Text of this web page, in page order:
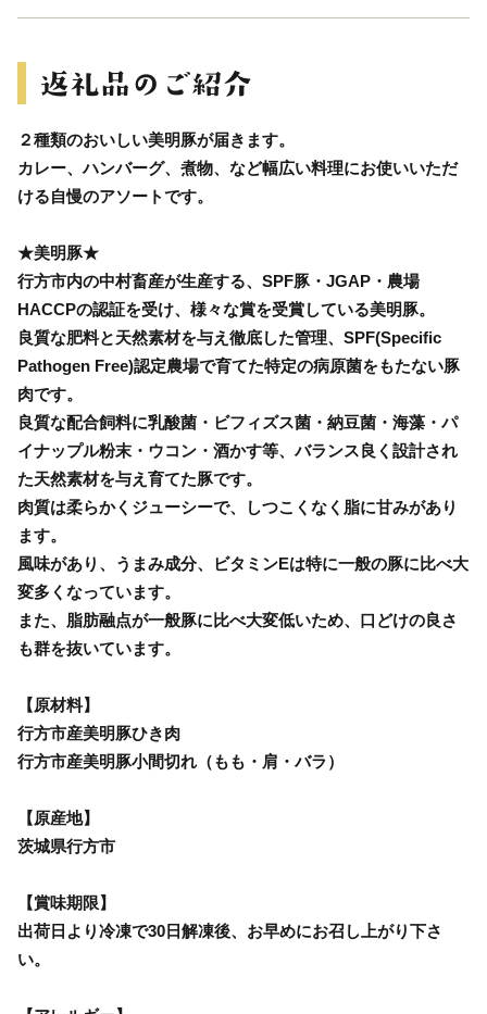
２種類のおいしい美明豚が届きます。
カレー、ハンバーグ、煮物、など幅広い料理にお使いいただ
ける自慢のアソートです。
★美明豚★
行方市内の中村畜産が生産する、SPF豚・JGAP・農場
HACCPの認証を受け、様々な賞を受賞している美明豚。
良質な肥料と天然素材を与え徹底した管理、SPF(Specific
Pathogen Free)認定農場で育てた特定の病原菌をもたない豚
肉です。
良質な配合飼料に乳酸菌・ビフィズス菌・納豆菌・海藻・パ
イナップル粉末・ウコン・酒かす等、バランス良く設計され
た天然素材を与え育てた豚です。
肉質は柔らかくジューシーで、しつこくなく脂に甘みがあり
ます。
風味があり、うまみ成分、ビタミンEは特に一般の豚に比べ大
変多くなっています。
また、脂肪融点が一般豚に比べ大変低いため、口どけの良さ
も群を抜いています。
【原材料】
行方市産美明豚ひき肉
行方市産美明豚小間切れ（もも・肩・バラ）
【原産地】
茨城県行方市
【賞味期限】
出荷日より冷凍で30日解凍後、お早めにお召し上がり下さ
い。